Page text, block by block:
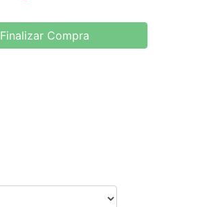
Finalizar Compra